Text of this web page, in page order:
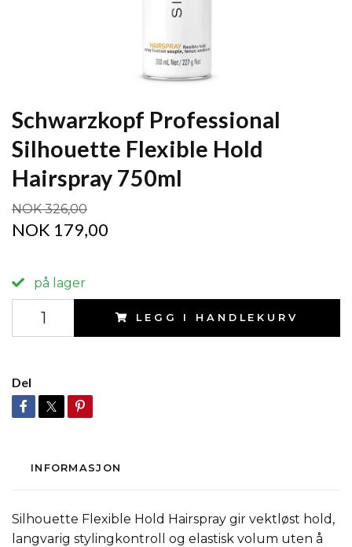
Schwarzkopf Professional
Silhouette Flexible Hold
Hairspray 750ml
NOK 326,00
NOK 179,00
på lager
LEGG I HANDLEKURV
Del
INFORMASJON
Silhouette Flexible Hold Hairspray gir vektløst hold,
langvarig stylingkontroll og elastisk volum uten å